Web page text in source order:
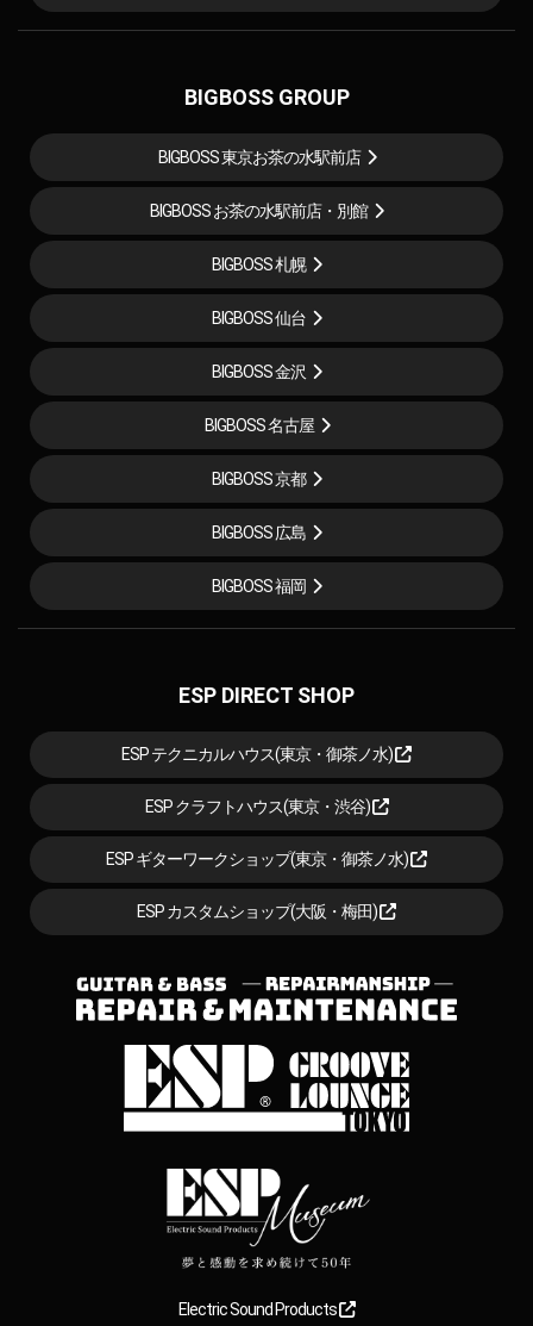
BIGBOSS GROUP
BIGBOSS 東京お茶の水駅前店
BIGBOSS お茶の水駅前店・別館
BIGBOSS 札幌
BIGBOSS 仙台
BIGBOSS 金沢
BIGBOSS 名古屋
BIGBOSS 京都
BIGBOSS 広島
BIGBOSS 福岡
ESP DIRECT SHOP
ESP テクニカルハウス(東京・御茶ノ水)
ESP クラフトハウス(東京・渋谷)
ESP ギターワークショップ(東京・御茶ノ水)
ESP カスタムショップ(大阪・梅田)
Electric Sound Products